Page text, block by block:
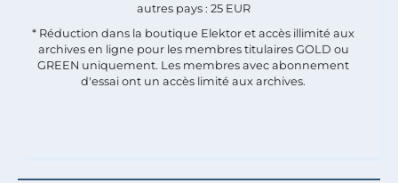
autres pays : 25 EUR
* Réduction dans la boutique Elektor et accès illimité aux
archives en ligne pour les membres titulaires GOLD ou
GREEN uniquement. Les membres avec abonnement
d'essai ont un accès limité aux archives.